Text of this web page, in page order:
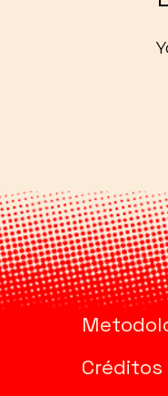
Créditos